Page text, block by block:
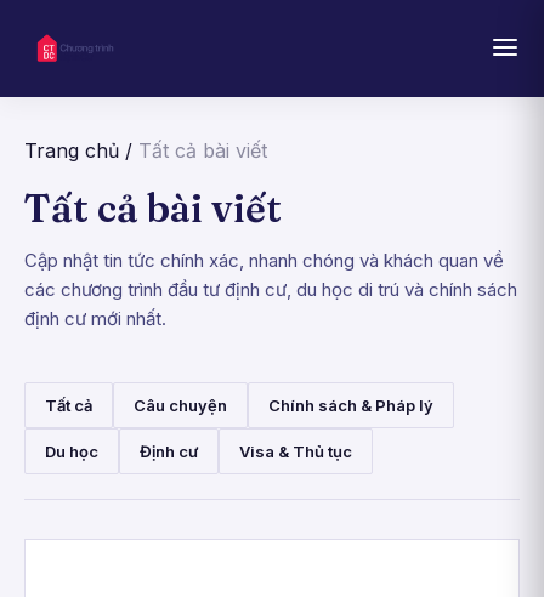
Trang chủ / Tất cả bài viết
Tất cả bài viết
Cập nhật tin tức chính xác, nhanh chóng và khách quan về
các chương trình đầu tư định cư, du học di trú và chính sách
định cư mới nhất.
Tất cả Câu chuyện Chính sách & Pháp lý
Du học Định cư Visa & Thủ tục